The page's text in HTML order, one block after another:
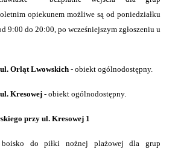
opiekunem możliwe są od poniedziałku
9:00 do 20:00, po wcześniejszym zgłoszeniu u
Orląt Lwowskich- obiekt ogólnodostępny.
Kresowej- obiekt ogólnodostępny.
przy ul. Kresowej 1
boisko do piłki nożnej plażowej dla grup